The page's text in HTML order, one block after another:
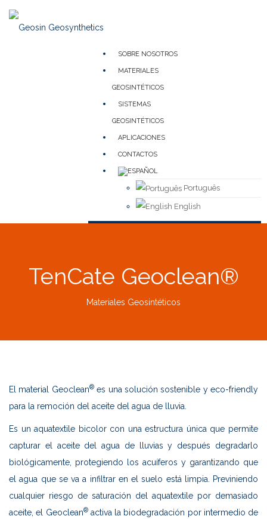
SOBRE NOSOTROS
MATERIALES
GEOSINTÉTICOS
SISTEMAS
GEOSINTÉTICOS
APLICACIONES
CONTACTOS
Português
English
TenCate Geoclean®
Materiales Geosintéticos
El material Geoclean®es una solución sostenible y eco-friendly
para la remoción del aceite del agua de lluvia.
Es un aquatextile bicolor con una estructura única que permite
capturar el aceite del agua de lluvias y después degradarlo
biológicamente, protegiendo los acuíferos y garantizando que
el agua que se va a infiltrar en el suelo está limpia. Previniendo
cualquier riesgo de saturación del aquatextile por demasiado
aceite, el Geoclean®activa la biodegradación por intermedio de